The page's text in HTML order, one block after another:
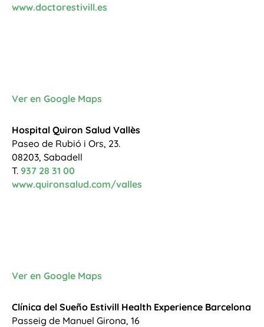
www.doctorestivill.es
Ver en Google Maps
Hospital Quiron Salud Vallès
Paseo de Rubió i Ors, 23.
08203, Sabadell
T. 937 28 31 00
www.quironsalud.com/valles
Ver en Google Maps
Clínica del Sueño Estivill Health Experience Barcelona
Passeig de Manuel Girona, 16